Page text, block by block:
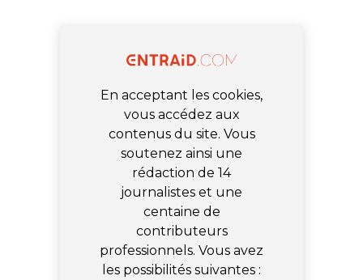
En acceptant les cookies,
vous accédez aux
contenus du site. Vous
soutenez ainsi une
rédaction de 14
journalistes et une
centaine de
contributeurs
professionnels. Vous avez
les possibilités suivantes :